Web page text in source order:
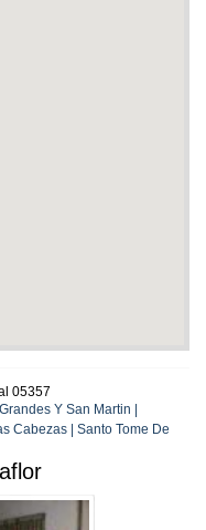
05357
Y San Martin |
Cabezas | Santo Tome De